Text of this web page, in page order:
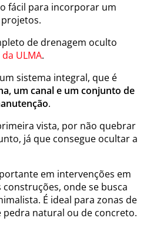
fácil para incorporar um
de drenagem oculto
ULMA.
sistema integral, que é
um canal e um conjunto de
.
vista, por não quebrar
já que consegue ocultar a
em intervenções em
onde se busca
É ideal para zonas de
pedra natural ou de concreto.